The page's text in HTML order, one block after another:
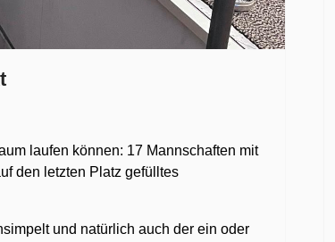
laufen können: 17 Mannschaften mit
den letzten Platz gefülltes
und natürlich auch der ein oder